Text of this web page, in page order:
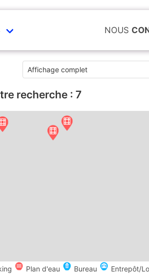
NOUS
recherche :7
Plan d'eau Bureau Entrepôt/